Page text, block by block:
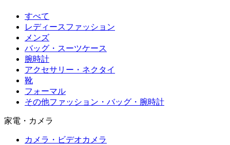
すべて
レディースファッション
メンズ
バッグ・スーツケース
腕時計
アクセサリー・ネクタイ
靴
フォーマル
その他ファッション・バッグ・腕時計
家電・カメラ
カメラ・ビデオカメラ